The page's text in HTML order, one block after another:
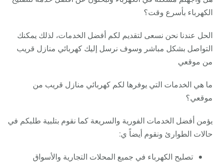
الكهرباء بأسرع وقت؟
الحل عندنا نحن نسعى لتقديم لكم أفضل الخدمات، لذلك يمكنك
التواصل بشكل مباشر وسوف نرسل إليك كهربائي منازل قريب
من موقعي
ما هي الخدمات التي يوفرها لكم كهربائي منازل قريب من
موقعي؟
يؤمن أفضل الخدمات الفورية والسريعة كما نقوم بتلبية طلبكم في
حالات الطوارئ ونقوم أيضاً ي:
تصليح الكهرباء في جميع المحلات التجارية والأسواق